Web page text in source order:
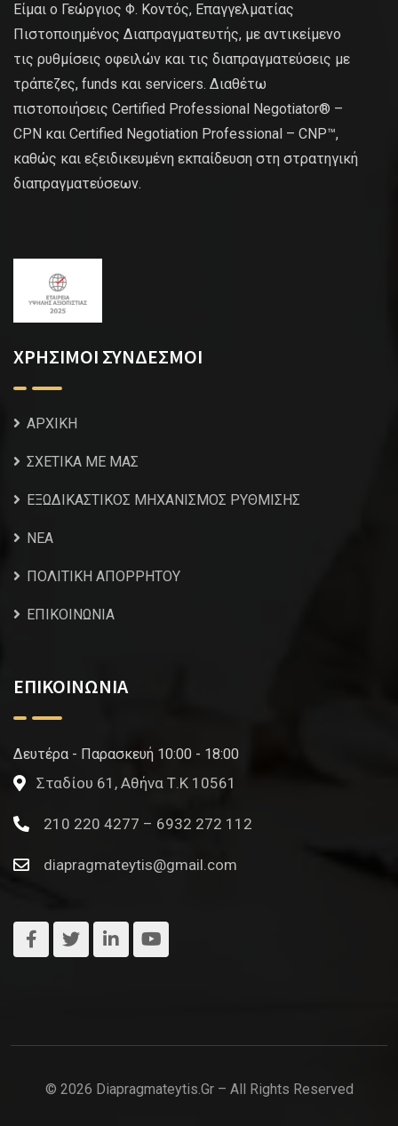
Είμαι ο Γεώργιος Φ. Κοντός, Επαγγελματίας
Πιστοποιημένος Διαπραγματευτής, με αντικείμενο
τις ρυθμίσεις οφειλών και τις διαπραγματεύσεις με
τράπεζες, funds και servicers. Διαθέτω
πιστοποιήσεις Certified Professional Negotiator® –
CPN και Certified Negotiation Professional – CNP™,
καθώς και εξειδικευμένη εκπαίδευση στη στρατηγική
διαπραγματεύσεων.
ΧΡΗΣΙΜΟΙ ΣΥΝΔΕΣΜΟΙ
ΑΡΧΙΚΗ
ΣΧΕΤΙΚΑ ΜΕ ΜΑΣ
ΕΞΩΔΙΚΑΣΤΙΚΟΣ ΜΗΧΑΝΙΣΜΟΣ ΡΥΘΜΙΣΗΣ
NEA
ΠΟΛΙΤΙΚΗ ΑΠΟΡΡΗΤΟΥ
ΕΠΙΚΟΙΝΩΝΙΑ
ΕΠΙΚΟΙΝΩΝΙΑ
Δευτέρα - Παρασκευή 10:00 - 18:00
Σταδίου 61, Αθήνα Τ.Κ 10561
210 220 4277 – 6932 272 112
diapragmateytis@gmail.com
© 2026 Diapragmateytis.gr – All Rights Reserved